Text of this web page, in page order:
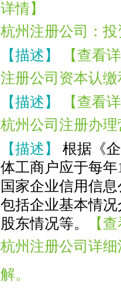
详情】
杭州注册公司：
【描述】
【查看
注册公司资本认
【描述】
【查看
杭州公司注册办
【描述】
根据《
体工商户应于每
国家企业信用信
包括企业基本情
股东情况等。
【
杭州注册公司详
解。